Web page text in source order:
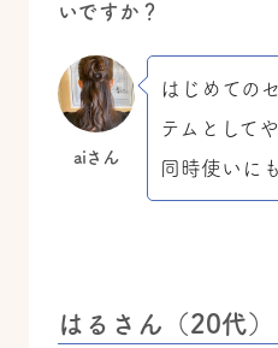
いですか？
aiさん
はじめての
テムとして
同時使いに
はるさん（20代）